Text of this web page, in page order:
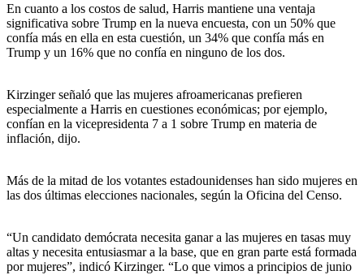
En cuanto a los costos de salud, Harris mantiene una ventaja
significativa sobre Trump en la nueva encuesta, con un 50% que
confía más en ella en esta cuestión, un 34% que confía más en
Trump y un 16% que no confía en ninguno de los dos.
Kirzinger señaló que las mujeres afroamericanas prefieren
especialmente a Harris en cuestiones económicas; por ejemplo,
confían en la vicepresidenta 7 a 1 sobre Trump en materia de
inflación, dijo.
Más de la mitad de los votantes estadounidenses han sido mujeres en
las dos últimas elecciones nacionales, según la Oficina del Censo.
“Un candidato demócrata necesita ganar a las mujeres en tasas muy
altas y necesita entusiasmar a la base, que en gran parte está formada
por mujeres”, indicó Kirzinger. “Lo que vimos a principios de junio